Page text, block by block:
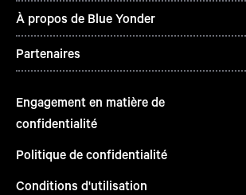
À propos de Blue Yonder
Partenaires
Engagement en matière de
confidentialité
Politique de confidentialité
Conditions d'utilisation